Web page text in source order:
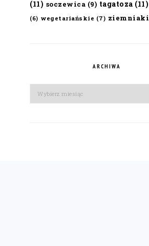
(11) soczewica (9) tagatoza (11)
(6) wegetariańskie (7) ziemniaki
ARCHIWA
Archiwa